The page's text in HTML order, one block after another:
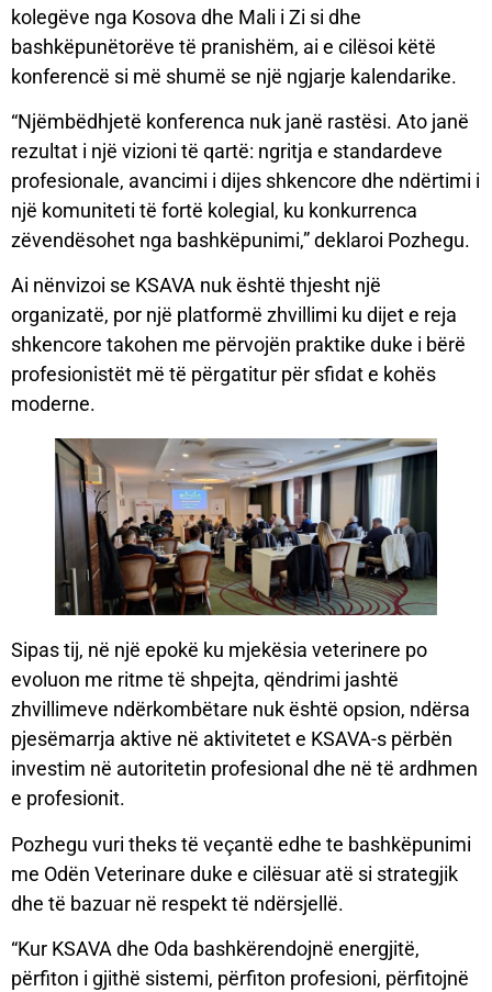
kolegëve nga Kosova dhe Mali i Zi si dhe
bashkëpunëtorëve të pranishëm, ai e cilësoi këtë
konferencë si më shumë se një ngjarje kalendarike.
“Njëmbëdhjetë konferenca nuk janë rastësi. Ato janë
rezultat i një vizioni të qartë: ngritja e standardeve
profesionale, avancimi i dijes shkencore dhe ndërtimi i
një komuniteti të fortë kolegial, ku konkurrenca
zëvendësohet nga bashkëpunimi,” deklaroi Pozhegu.
Ai nënvizoi se KSAVA nuk është thjesht një
organizatë, por një platformë zhvillimi ku dijet e reja
shkencore takohen me përvojën praktike duke i bërë
profesionistët më të përgatitur për sfidat e kohës
moderne.
Sipas tij, në një epokë ku mjekësia veterinere po
evoluon me ritme të shpejta, qëndrimi jashtë
zhvillimeve ndërkombëtare nuk është opsion, ndërsa
pjesëmarrja aktive në aktivitetet e KSAVA-s përbën
investim në autoritetin profesional dhe në të ardhmen
e profesionit.
Pozhegu vuri theks të veçantë edhe te bashkëpunimi
me Odën Veterinare duke e cilësuar atë si strategjik
dhe të bazuar në respekt të ndërsjellë.
“Kur KSAVA dhe Oda bashkërendojnë energjitë,
përfiton i gjithë sistemi, përfiton profesioni, përfitojnë